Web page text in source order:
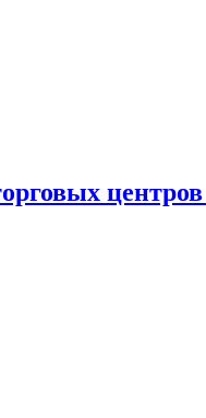
центров